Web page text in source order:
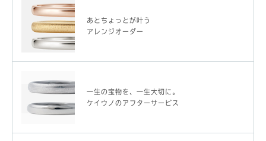
あとちょっとが叶う
アレンジオーダー
一生の宝物を、一生大切に。
ケイウノのアフターサービス